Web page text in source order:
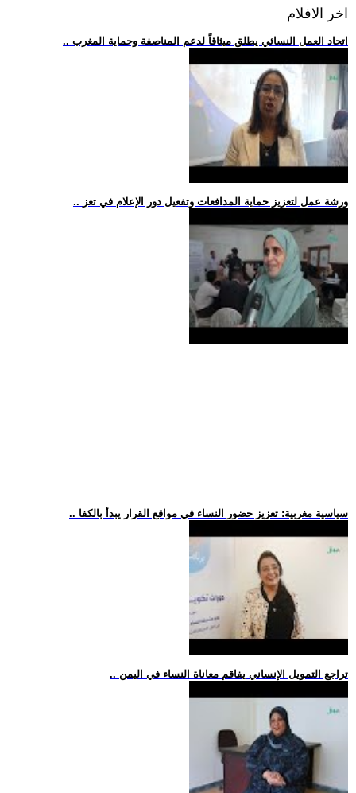
اخر الافلام
.. اتحاد العمل النسائي يطلق ميثاقاً لدعم المناصفة وحماية المغرب
.. ورشة عمل لتعزيز حماية المدافعات وتفعيل دور الإعلام في تعز
.. سياسية مغربية: تعزيز حضور النساء في مواقع القرار يبدأ بالكفا
.. تراجع التمويل الإنساني يفاقم معاناة النساء في اليمن